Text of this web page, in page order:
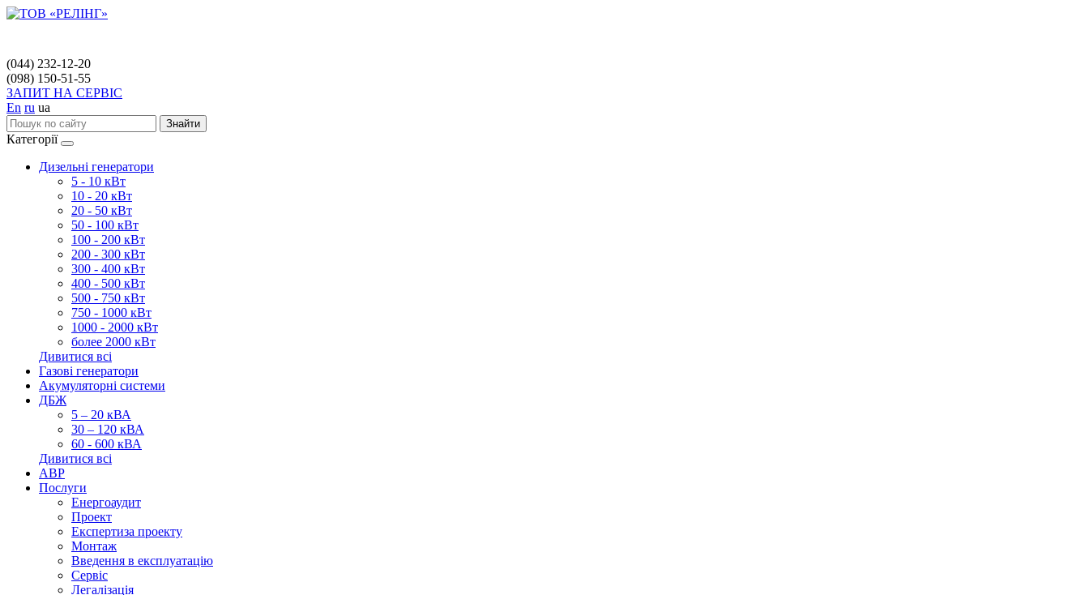
(044) 232-12-20
(098) 150-51-55
ЗАПИТ НА СЕРВІС
En ru ua
Знайти
Категорії
Дизельні генератори
5 - 10 кВт
10 - 20 кВт
20 - 50 кВт
50 - 100 кВт
100 - 200 кВт
200 - 300 кВт
300 - 400 кВт
400 - 500 кВт
500 - 750 кВт
750 - 1000 кВт
1000 - 2000 кВт
более 2000 кВт
Дивитися всі
Газові генератори
Акумуляторні системи
ДБЖ
5 – 20 кВА
30 – 120 кВА
60 - 600 кВА
Дивитися всі
АВР
Послуги
Енергоаудит
Проект
Експертиза проекту
Монтаж
Введення в експлуатацію
Сервіс
Легалізація